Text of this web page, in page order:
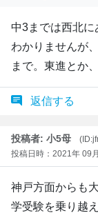
中3までは西北
わかりませんが
まで。東進とか
返信する
投稿者: 小5母
投稿日時：2021年 09
神戸方面からも
学受験を乗り越